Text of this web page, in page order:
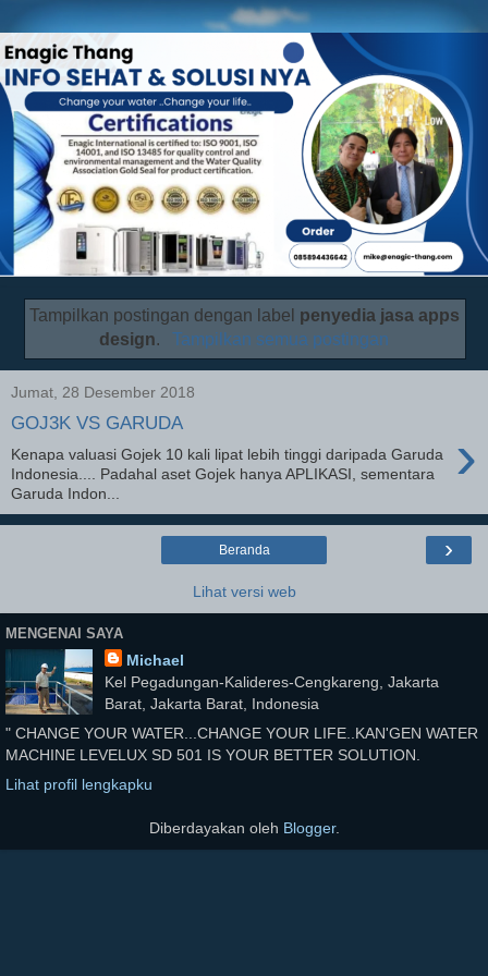
Tampilkan postingan dengan label penyedia jasa apps
design. Tampilkan semua postingan
Jumat, 28 Desember 2018
GOJ3K VS GARUDA ›
Kenapa valuasi Gojek 10 kali lipat lebih tinggi daripada Garuda
Indonesia.... Padahal aset Gojek hanya APLIKASI, sementara
Garuda Indon...
›
Beranda
Lihat versi web
MENGENAI SAYA
Michael
Kel Pegadungan-Kalideres-Cengkareng, Jakarta
Barat, Jakarta Barat, Indonesia
" CHANGE YOUR WATER...CHANGE YOUR LIFE..KAN'GEN WATER
MACHINE LEVELUX SD 501 IS YOUR BETTER SOLUTION.
Lihat profil lengkapku
Diberdayakan oleh Blogger.